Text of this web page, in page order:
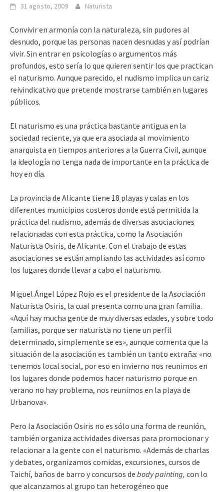
31 agosto, 2009 Naturista
Convivir en armonía con la naturaleza, sin pudores al
desnudo, porque las personas nacen desnudas y así podrían
vivir. Sin entrar en psicologías o argumentos más
profundos, esto sería lo que quieren sentir los que practican
el naturismo. Aunque parecido, el nudismo implica un cariz
reivindicativo que pretende mostrarse también en lugares
públicos.
El naturismo es una práctica bastante antigua en la
sociedad reciente, ya que era asociada al movimiento
anarquista en tiempos anteriores a la Guerra Civil, aunque
la ideología no tenga nada de importante en la práctica de
hoy en día.
La provincia de Alicante tiene 18 playas y calas en los
diferentes municipios costeros donde está permitida la
práctica del nudismo, además de diversas asociaciones
relacionadas con esta práctica, como la Asociación
Naturista Osiris, de Alicante. Con el trabajo de estas
asociaciones se están ampliando las actividades así como
los lugares donde llevar a cabo el naturismo.
Miguel Ángel López Rojo es el presidente de la Asociación
Naturista Osiris, la cual presenta como una gran familia.
«Aquí hay mucha gente de muy diversas edades, y sobre todo
familias, porque ser naturista no tiene un perfil
determinado, simplemente se es», aunque comenta que la
situación de la asociación es también un tanto extraña: «no
tenemos local social, por eso en invierno nos reunimos en
los lugares donde podemos hacer naturismo porque en
verano no hay problema, nos reunimos en la playa de
Urbanova».
Pero la Asociación Osiris no es sólo una forma de reunión,
también organiza actividades diversas para promocionar y
relacionar a la gente con el naturismo. «Además de charlas
y debates, organizamos comidas, excursiones, cursos de
Taichí, baños de barro y concursos de body painting, con lo
que alcanzamos al grupo tan heterogéneo que